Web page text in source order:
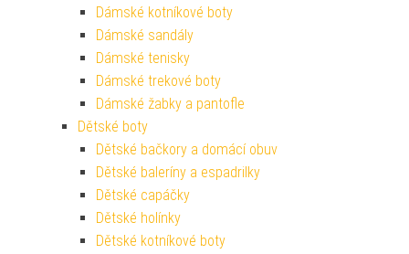
Dámské kotníkové boty
Dámské sandály
Dámské tenisky
Dámské trekové boty
Dámské žabky a pantofle
Dětské boty
Dětské bačkory a domácí obuv
Dětské baleríny a espadrilky
Dětské capáčky
Dětské holínky
Dětské kotníkové boty